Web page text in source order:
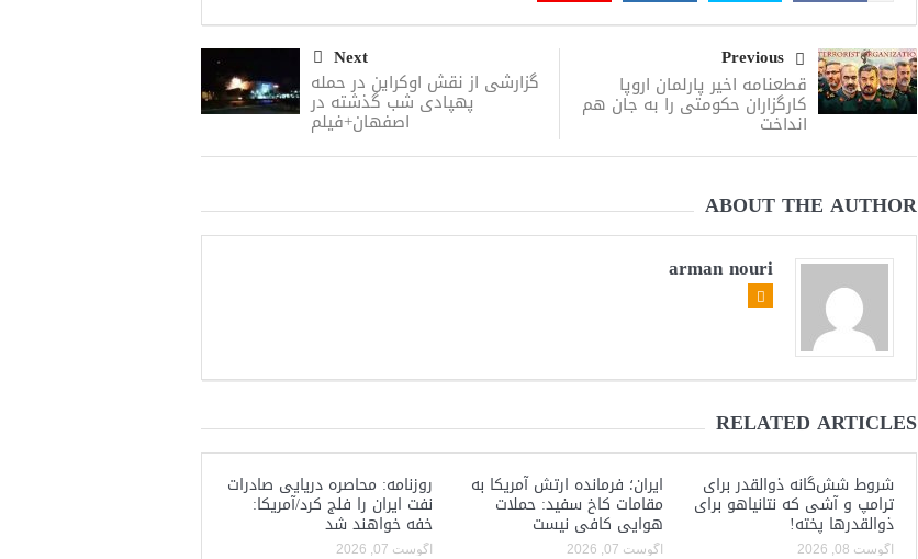
Previous
قطعنامه اخیر پارلمان اروپا
کارگزاران حکومتی را به جان هم
انداخت
Next
گزارشی از نقش اوکراین در حمله
پهپادی شب گذشته در
اصفهان+فیلم
ABOUT THE AUTHOR
arman nouri
RELATED ARTICLES
شروط شش‌گانه ذوالقدر برای
ترامپ و آشی که نتانیاهو برای
ذوالقدرها پخته!
آگوست 08, 2026
ایران؛ فرمانده ارتش آمریکا به
مقامات کاخ سفید: حملات
هوایی کافی نیست
آگوست 07, 2026
روزنامه: محاصره دریایی صادرات
نفت ایران را فلج کرد/آمریکا:
خفه خواهند شد
آگوست 07, 2026